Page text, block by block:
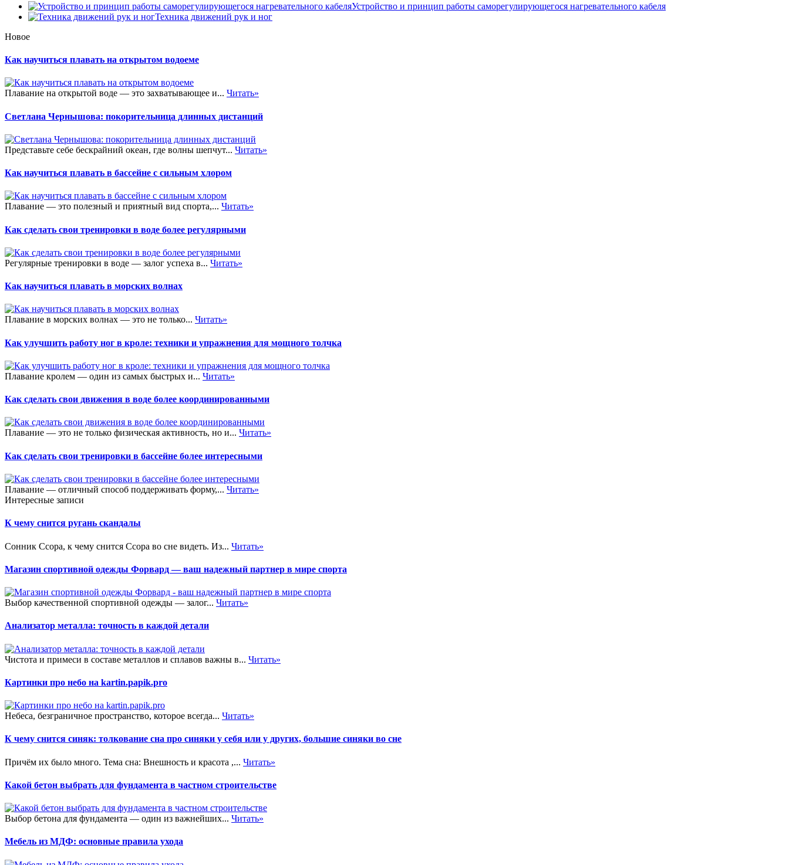
Устройство и принцип работы саморегулирующегося нагревательного кабеля
Техника движений рук и ног
Новое
Как научиться плавать на открытом водоеме
Плавание на открытой воде — это захватывающее и... Читать»
Светлана Чернышова: покорительница длинных дистанций
Представьте себе бескрайний океан, где волны шепчут... Читать»
Как научиться плавать в бассейне с сильным хлором
Плавание — это полезный и приятный вид спорта,... Читать»
Как сделать свои тренировки в воде более регулярными
Регулярные тренировки в воде — залог успеха в... Читать»
Как научиться плавать в морских волнах
Плавание в морских волнах — это не только... Читать»
Как улучшить работу ног в кроле: техники и упражнения для мощного толчка
Плавание кролем — один из самых быстрых и... Читать»
Как сделать свои движения в воде более координированными
Плавание — это не только физическая активность, но и... Читать»
Как сделать свои тренировки в бассейне более интересными
Плавание — отличный способ поддерживать форму,... Читать»
Интересные записи
К чему снится ругань скандалы
Сонник Ссора, к чему снится Ссора во сне видеть. Из... Читать»
Магазин спортивной одежды Форвард — ваш надежный партнер в мире спорта
Выбор качественной спортивной одежды — залог... Читать»
Анализатор металла: точность в каждой детали
Чистота и примеси в составе металлов и сплавов важны в... Читать»
Картинки про небо на kartin.papik.pro
Небеса, безграничное пространство, которое всегда... Читать»
К чему снится синяк: толкование сна про синяки у себя или у других, большие синяки во сне
Причём их было много. Тема сна: Внешность и красота ,... Читать»
Какой бетон выбрать для фундамента в частном строительстве
Выбор бетона для фундамента — один из важнейших... Читать»
Мебель из МДФ: основные правила ухода